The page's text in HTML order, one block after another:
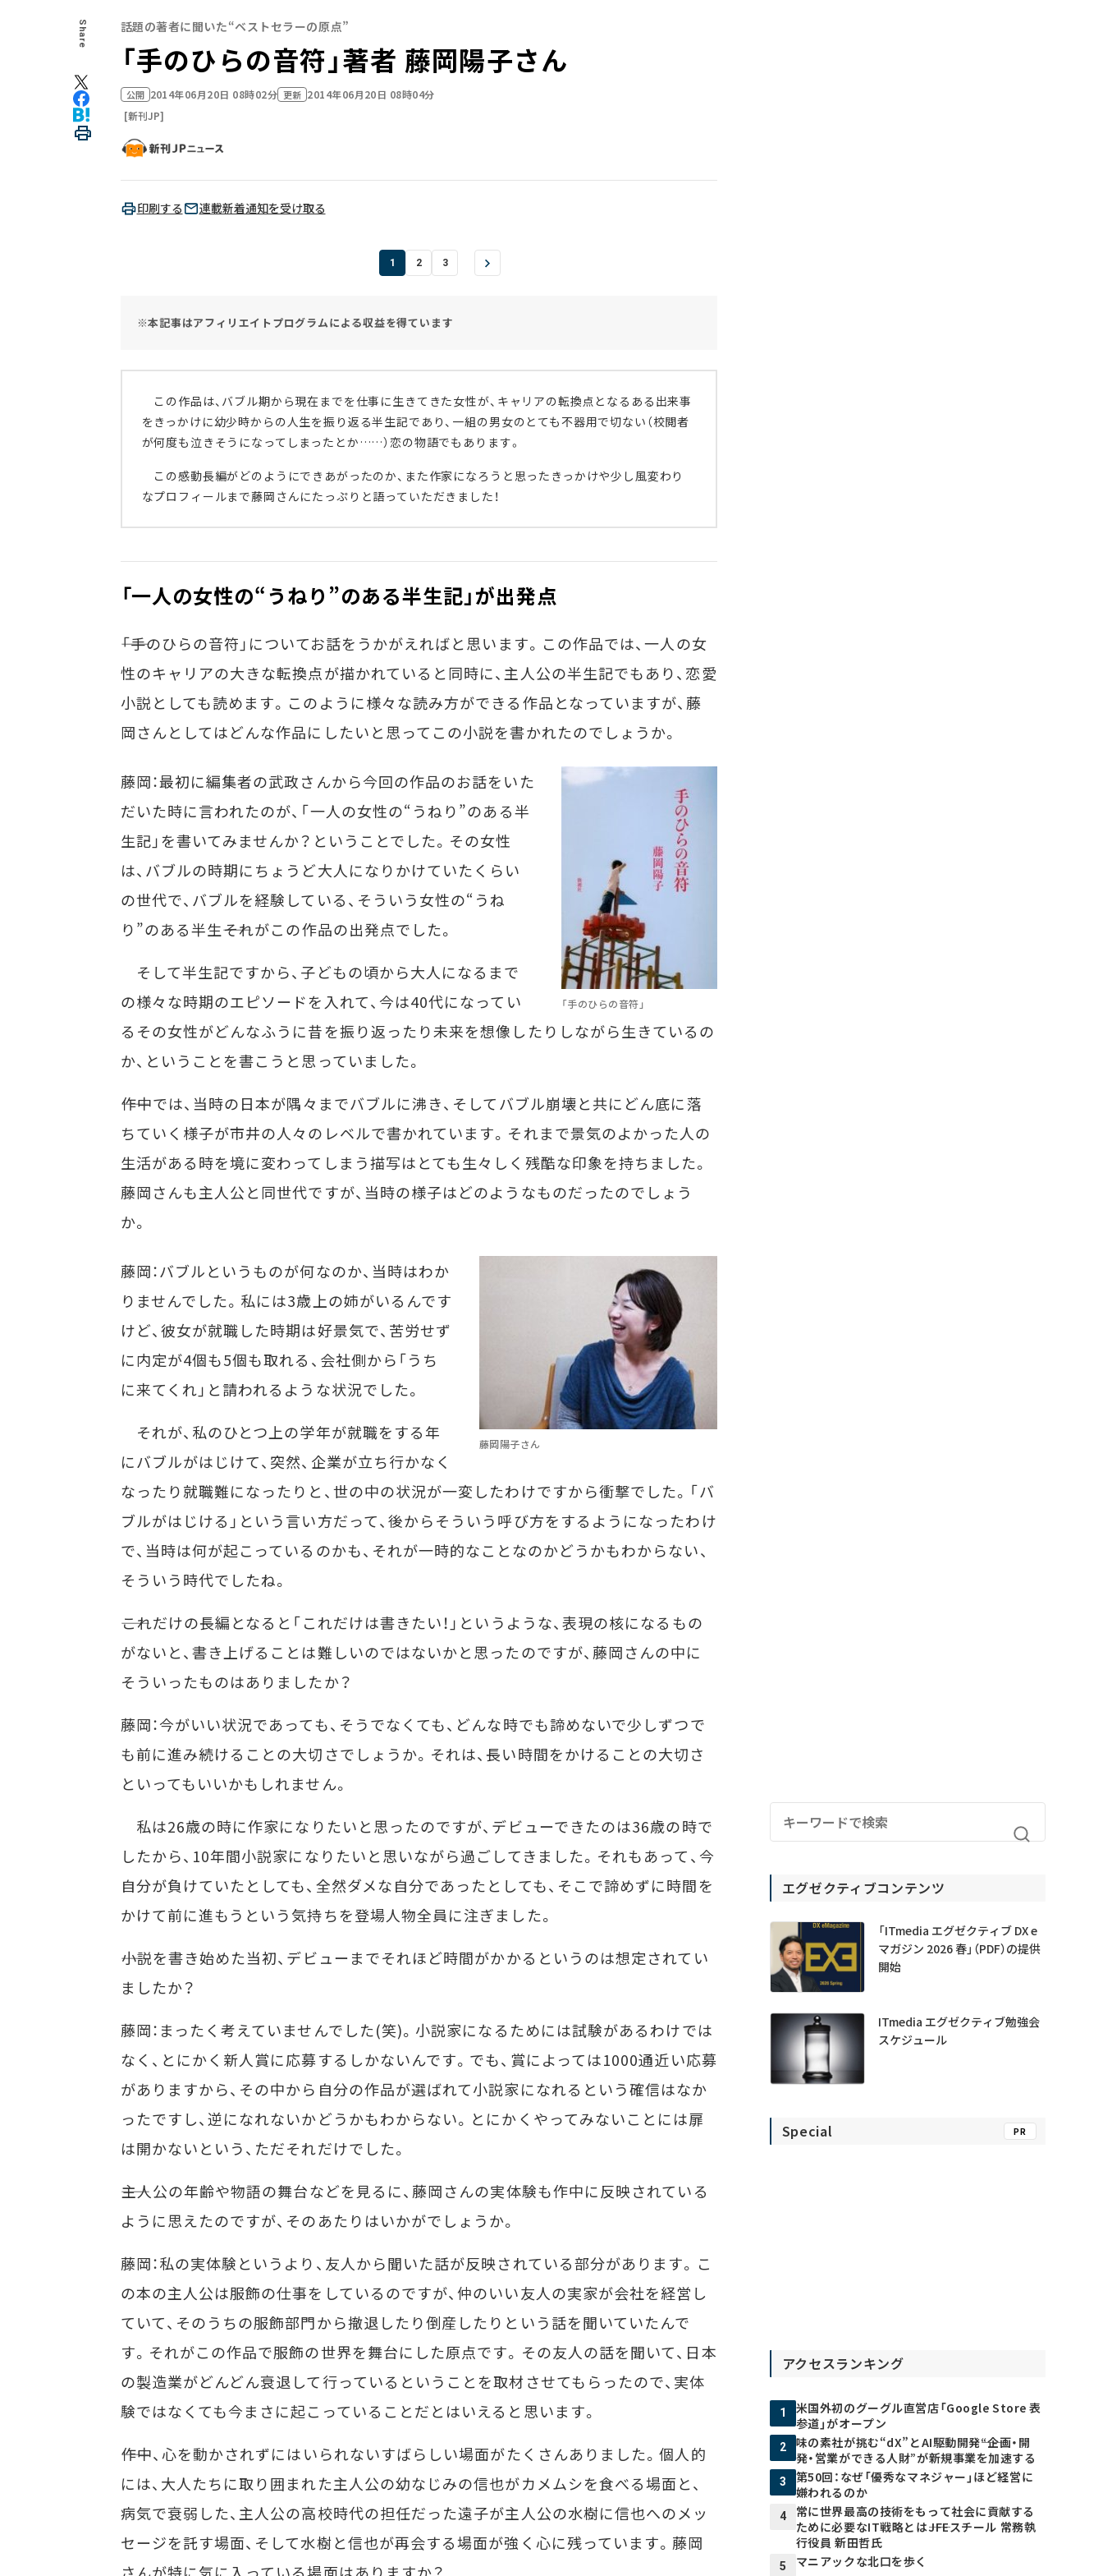
Share 話題の著者に聞いた“ベストセラーの原点”
「手のひらの音符」著者 藤岡陽子さん
公開 2014年06月20日 08時02分 更新 2014年06月20日 08時04分
[新刊JP]
印刷する 連載新着通知を受け取る
1 2 3
※本記事はアフィリエイトプログラムによる収益を得ています
この作品は、バブル期から現在までを仕事に生きてきた女性が、キャリアの転換点となるある出来事
をきっかけに幼少時からの人生を振り返る半生記であり、一組の男女のとても不器用で切ない（校閲者
が何度も泣きそうになってしまったとか……）恋の物語でもあります。
この感動長編がどのようにできあがったのか、また作家になろうと思ったきっかけや少し風変わり
なプロフィールまで藤岡さんにたっぷりと語っていただきました！
「一人の女性の“うねり”のある半生記」が出発点
――「手のひらの音符」についてお話をうかがえればと思います。この作品では、一人の女
性のキャリアの大きな転換点が描かれていると同時に、主人公の半生記でもあり、恋愛
小説としても読めます。このように様々な読み方ができる作品となっていますが、藤
岡さんとしてはどんな作品にしたいと思ってこの小説を書かれたのでしょうか。
「手のひらの音符」
藤岡：最初に編集者の武政さんから今回の作品のお話をいた
だいた時に言われたのが、「一人の女性の“うねり”のある半
生記」を書いてみませんか？ということでした。その女性
は、バブルの時期にちょうど大人になりかけていたくらい
の世代で、バブルを経験している、そういう女性の“うね
り”のある半生――それがこの作品の出発点でした。
そして半生記ですから、子どもの頃から大人になるまで
の様々な時期のエピソードを入れて、今は40代になってい
るその女性がどんなふうに昔を振り返ったり未来を想像したりしながら生きているの
か、ということを書こうと思っていました。
――作中では、当時の日本が隅々までバブルに沸き、そしてバブル崩壊と共にどん底に落
ちていく様子が市井の人々のレベルで書かれています。それまで景気のよかった人の
生活がある時を境に変わってしまう描写はとても生々しく残酷な印象を持ちました。
藤岡さんも主人公と同世代ですが、当時の様子はどのようなものだったのでしょう
か。
藤岡陽子さん
藤岡：バブルというものが何なのか、当時はわか
りませんでした。私には3歳上の姉がいるんです
けど、彼女が就職した時期は好景気で、苦労せず
に内定が4個も5個も取れる、会社側から「うち
に来てくれ」と請われるような状況でした。
それが、私のひとつ上の学年が就職をする年
にバブルがはじけて、突然、企業が立ち行かなく
なったり就職難になったりと、世の中の状況が一変したわけですから衝撃でした。「バ
ブルがはじける」という言い方だって、後からそういう呼び方をするようになったわけ
で、当時は何が起こっているのかも、それが一時的なことなのかどうかもわからない、
そういう時代でしたね。
――これだけの長編となると「これだけは書きたい！」というような、表現の核になるもの
がないと、書き上げることは難しいのではないかと思ったのですが、藤岡さんの中に
そういったものはありましたか？
藤岡：今がいい状況であっても、そうでなくても、どんな時でも諦めないで少しずつで
も前に進み続けることの大切さでしょうか。それは、長い時間をかけることの大切さ
といってもいいかもしれません。
私は26歳の時に作家になりたいと思ったのですが、デビューできたのは36歳の時で
したから、10年間小説家になりたいと思いながら過ごしてきました。それもあって、今
自分が負けていたとしても、全然ダメな自分であったとしても、そこで諦めずに時間を
かけて前に進もうという気持ちを登場人物全員に注ぎました。
――小説を書き始めた当初、デビューまでそれほど時間がかかるというのは想定されてい
ましたか？
藤岡：まったく考えていませんでした(笑)。小説家になるためには試験があるわけでは
なく、とにかく新人賞に応募するしかないんです。でも、賞によっては1000通近い応募
がありますから、その中から自分の作品が選ばれて小説家になれるという確信はなか
ったですし、逆になれないかどうかもわからない。とにかくやってみないことには扉
は開かないという、ただそれだけでした。
――主人公の年齢や物語の舞台などを見るに、藤岡さんの実体験も作中に反映されている
ように思えたのですが、そのあたりはいかがでしょうか。
藤岡：私の実体験というより、友人から聞いた話が反映されている部分があります。こ
の本の主人公は服飾の仕事をしているのですが、仲のいい友人の実家が会社を経営し
ていて、そのうちの服飾部門から撤退したり倒産したりという話を聞いていたんで
す。それがこの作品で服飾の世界を舞台にした原点です。その友人の話を聞いて、日本
の製造業がどんどん衰退して行っているということを取材させてもらったので、実体
験ではなくても今まさに起こっていることだとはいえると思います。
――作中、心を動かされずにはいられないすばらしい場面がたくさんありました。個人的
には、大人たちに取り囲まれた主人公の幼なじみの信也がカメムシを食べる場面と、
病気で衰弱した、主人公の高校時代の担任だった遠子が主人公の水樹に信也へのメッ
セージを託す場面、そして水樹と信也が再会する場面が強く心に残っています。藤岡
エグゼクティブコンテンツ
「ITmedia エグゼクティブ DX e
マガジン 2026 春」（PDF）の提供
開始
ITmedia エグゼクティブ勉強会
スケジュール
Special PR
アクセスランキング
1
米国外初のグーグル直営店「Google Store 表
参道」がオープン
2
味の素社が挑む“dX”とAI駆動開発――“企画・開
発・営業ができる人財”が新規事業を加速する
3
第50回：なぜ「優秀なマネジャー」ほど経営に
嫌われるのか
4
常に世界最高の技術をもって社会に貢献する
ために必要なIT戦略とは――JFEスチール 常務執
行役員 新田哲氏
5 マニアックな北口を歩く